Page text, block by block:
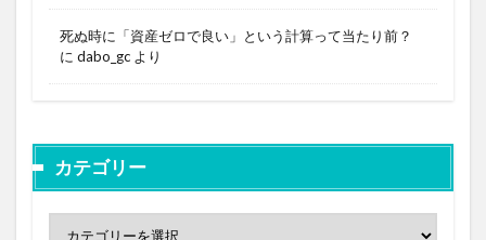
死ぬ時に「資産ゼロで良い」という計算って当たり前？
に dabo_gc より
カテゴリー